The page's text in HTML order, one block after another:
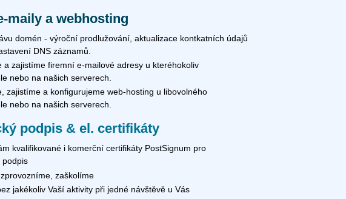
maily a webhosting
domén - výroční prodlužování, aktualizace kontkatních údajů
DNS záznamů.
a zajistíme firemní e-mailové adresy u kteréhokoliv
nebo na našich serverech.
zajistíme a konfigurujeme web-hosting u libovolného
nebo na našich serverech.
podpis & el. certifikáty
kvalifikované i komerční certifikáty PostSignum pro
podpis
zaškolíme
jakékoliv Vaší aktivity při jedné návštěvě u Vás